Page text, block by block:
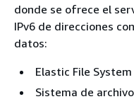
donde se ofrece el
IPv6 de direcciones
datos:
Elastic File System
Sistema de